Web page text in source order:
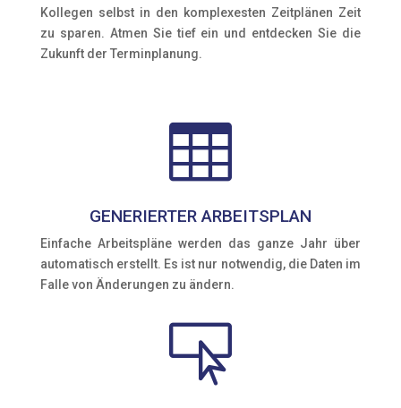
Kollegen selbst in den komplexesten Zeitplänen Zeit
zu sparen. Atmen Sie tief ein und entdecken Sie die
Zukunft der Terminplanung.

GENERIERTER ARBEITSPLAN
Einfache Arbeitspläne werden das ganze Jahr über
automatisch erstellt. Es ist nur notwendig, die Daten im
Falle von Änderungen zu ändern.
